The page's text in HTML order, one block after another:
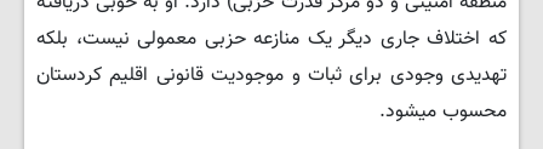
که اختلاف جاری دیگر یک منازعه حزبی معمولی نیست، بلکه
تهدیدی وجودی برای ثبات و موجودیت قانونی اقلیم کردستان
محسوب میشود.